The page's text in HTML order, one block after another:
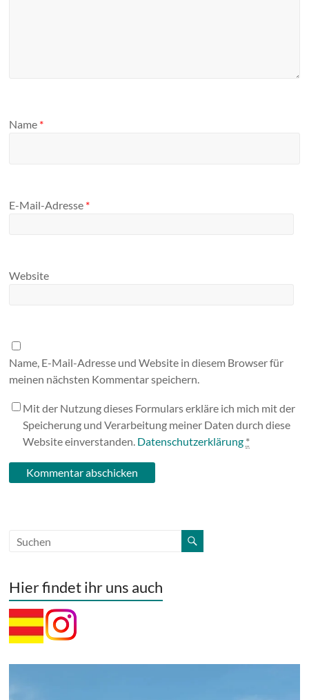
Name *
E-Mail-Adresse *
Website
Name, E-Mail-Adresse und Website in diesem Browser für
meinen nächsten Kommentar speichern.
Mit der Nutzung dieses Formulars erkläre ich mich mit der
Speicherung und Verarbeitung meiner Daten durch diese
Website einverstanden. Datenschutzerklärung *
Hier findet ihr uns auch